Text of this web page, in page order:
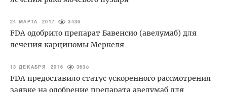
24 МАРТА 2017 3436
FDA одобрило препарат Бавенсио (авелумаб) для
лечения карциномы Меркеля
13 ДЕКАБРЯ 2016 3638
FDA предоставило статус ускоренного рассмотрения
заявке на одобрение препарата авелумаб для